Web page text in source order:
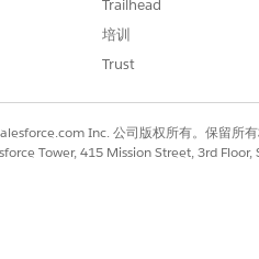
AND
Omnistudio 用户
Trailhead
培训
Trust
Inc. 公司版权所有。保留所
Tower, 415 Mission Street, 3rd